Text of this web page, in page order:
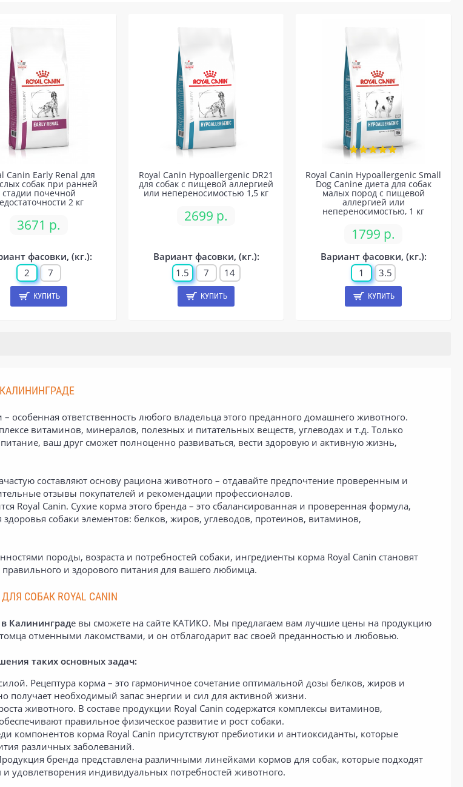
Canin Early Renal для
собак при ранней
стадии почечной
2 кг
3671 р.
фасовки, (кг.):
2
7
КУПИТЬ
Royal Canin Hypoallergenic DR21
для собак с пищевой аллергией
или непереносимостью 1,5 кг
2699 р.
Вариант фасовки, (кг.):
1.5
7 14
КУПИТЬ
Royal Canin Hypoallergenic Small
Dog Canine диета для собак
малых пород с пищевой
аллергией или
непереносимостью, 1 кг
1799 р.
Вариант фасовки, (кг.):
1
3.5
КУПИТЬ
КАЛИНИНГРАДЕ
особенная ответственность любого владельца этого преданного домашнего животного.
витаминов, минералов, полезных и питательных веществ, углеводах и т.д. Только
ваш друг сможет полноценно развиваться, вести здоровую и активную жизнь,
составляют основу рациона животного – отдавайте предпочтение проверенным и
отзывы покупателей и рекомендации профессионалов.
Royal Canin. Сухие корма этого бренда – это сбалансированная и проверенная формула,
собаки элементов: белков, жиров, углеводов, протеинов, витаминов,
породы, возраста и потребностей собаки, ингредиенты корма Royal Canin становят
и здорового питания для вашего любимца.
СОБАК ROYAL CANIN
Калининграде вы сможете на сайте КАТИКО. Мы предлагаем вам лучшие цены на продукцию
отменными лакомствами, и он отблагодарит вас своей преданностью и любовью.
таких основных задач:
Рецептура корма – это гармоничное сочетание оптимальной дозы белков, жиров и
получает необходимый запас энергии и сил для активной жизни.
животного. В составе продукции Royal Canin содержатся комплексы витаминов,
правильное физическое развитие и рост собаки.
компонентов корма Royal Canin присутствуют пребиотики и антиоксиданты, которые
различных заболеваний.
бренда представлена различными линейками кормов для собак, которые подходят
удовлетворения индивидуальных потребностей животного.